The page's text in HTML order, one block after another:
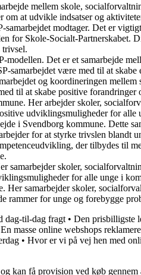
mellem skole,
at udvikle indsatser og
modtager. Det er
for Skole-Socialt-
trivsel.
modellen. Det er et samarbejde
samarbejdet være med til at
og koordineringen
til at skabe positive forandringer
Her arbejder skoler,
udviklingsmuligheder for alle
i Svendborg kommune. Dette
for at styrke trivslen blandt
der tilbydes til
samarbejder skoler,
for alle unge i
Her samarbejder skoler,
rammer for unge og forebygge
dag-til-dag fragt • Den prisbilligste
En masse online webshops
• Hvor er vi på vej hen med
kan få provision ved køb gennem